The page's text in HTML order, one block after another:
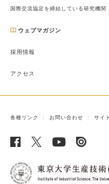
国際交流協定を締結している研究機関
ウェブマガジン
採用情報
アクセス
各種リンク お問い合わせ サイ